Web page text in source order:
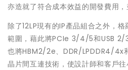
亦造就了符合成本效益的開發費用，
除了12LP現有的IP產品組合之外，
範圍，藉此將PCIe 3/4/5和USB 2/
也將HBM2/2e、DDR/LPDDR4/4x
晶片間互連技術，使設計師和客戶往